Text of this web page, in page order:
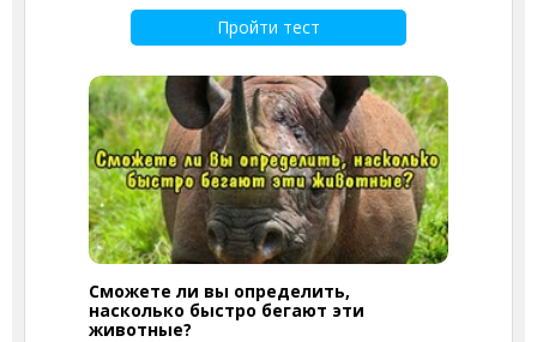
Пройти тест
Сможете ли вы определить,
насколько быстро бегают эти
животные?